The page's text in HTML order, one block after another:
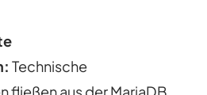
Technische